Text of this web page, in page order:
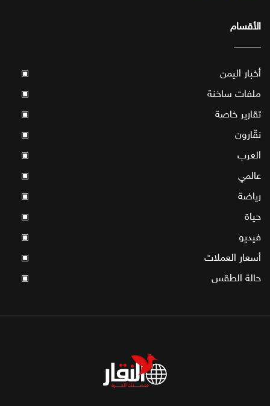
الأقسام
أخبار اليمن ▣
ملفات ساخنة ▣
تقارير خاصة ▣
نقّارون ▣
العرب ▣
عالمي ▣
رياضة ▣
حياة ▣
فيديو ▣
أسعار العملات ▣
حالة الطقس ▣